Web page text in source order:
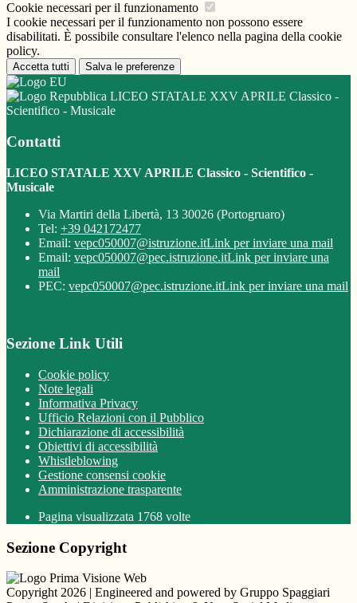
Cookie necessari per il funzionamento
I cookie necessari per il funzionamento non possono essere
disabilitati. È possibile consultare l'elenco nella pagina della cookie
policy.
Accetta tutti Salva le preferenze
LICEO STATALE XXV APRILE Classico -
Scientifico - Musicale
Contatti
LICEO STATALE XXV APRILE Classico - Scientifico -
Musicale
Via Martiri della Libertà, 13 30026 (Portogruaro)
Tel: +39 042172477
Email: vepc050007@istruzione.itLink per inviare una mail
Email: vepc050007@pec.istruzione.itLink per inviare una
mail
PEC: vepc050007@pec.istruzione.itLink per inviare una mail
Sezione Link Utili
Cookie policy
Note legali
Informativa Privacy
Ufficio Relazioni con il Pubblico
Dichiarazione di accessibilità
Obiettivi di accessibilità
Whistleblowing
Gestione consensi cookie
Amministrazione trasparente
Pagina visualizzata 1768 volte
Sezione Copyright
Copyright 2026 | Engineered and powered by Gruppo Spaggiari